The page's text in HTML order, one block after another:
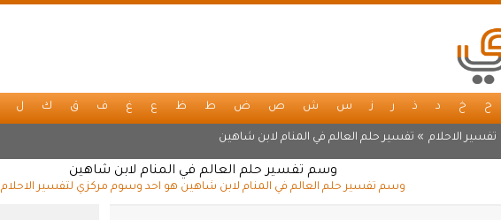
ح خ د ذ ر ز س ش ص ض ط ظ ع غ ف ق ك ل
تفسير الاحلام » تفسير حلم العالم في المنام لابن شاهين
وسم تفسير حلم العالم في المنام لابن شاهين
وسم تفسير حلم العالم في المنام لابن شاهين هو احد وسوم مركزي لتفسير الاحلام